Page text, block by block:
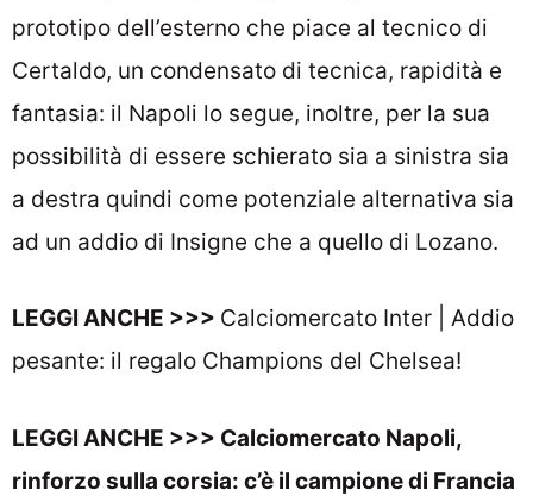
prototipo dell’esterno che piace al tecnico di
Certaldo, un condensato di tecnica, rapidità e
fantasia: il Napoli lo segue, inoltre, per la sua
possibilità di essere schierato sia a sinistra sia
a destra quindi come potenziale alternativa sia
ad un addio di Insigne che a quello di Lozano.
LEGGI ANCHE >>> Calciomercato Inter | Addio
pesante: il regalo Champions del Chelsea!
LEGGI ANCHE >>> Calciomercato Napoli,
rinforzo sulla corsia: c’è il campione di Francia